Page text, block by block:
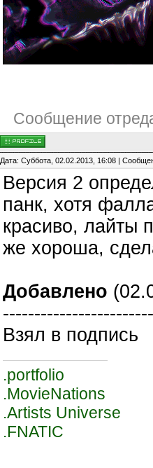
Сообщение
Дата: Суббота, 02.02.2013, 16:08 |
Версия 2
панк, хотя
красиво, лайты
же хороша,
Добавлено
Взял в подпись
.portfolio
.MovieNations
.Artists Universe
.FNATIC